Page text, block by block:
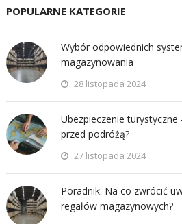
POPULARNE KATEGORIE
Wybór odpowiednich
magazynowania
28 listopada 2024
Ubezpieczenie
przed podróżą?
27 listopada 2024
Poradnik: Na co zwrócić
regałów magazynowych?